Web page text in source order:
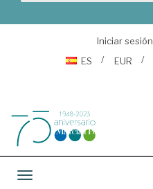
Iniciar sesión
ES
EUR
Toggle navigation